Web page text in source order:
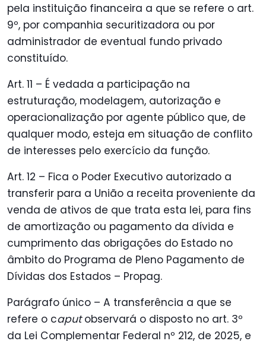
pela instituição financeira a que se refere o art.
9º, por companhia securitizadora ou por
administrador de eventual fundo privado
constituído.
Art. 11 – É vedada a participação na
estruturação, modelagem, autorização e
operacionalização por agente público que, de
qualquer modo, esteja em situação de conflito
de interesses pelo exercício da função.
Art. 12 – Fica o Poder Executivo autorizado a
transferir para a União a receita proveniente da
venda de ativos de que trata esta lei, para fins
de amortização ou pagamento da dívida e
cumprimento das obrigações do Estado no
âmbito do Programa de Pleno Pagamento de
Dívidas dos Estados – Propag.
Parágrafo único – A transferência a que se
refere o caputobservará o disposto no art. 3º
da Lei Complementar Federal nº 212, de 2025, e